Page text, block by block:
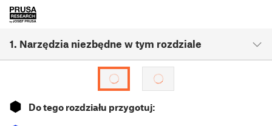
1. Narzędzia niezbędne w tym rozdziale
⬢ Do tego rozdziału przygotuj: